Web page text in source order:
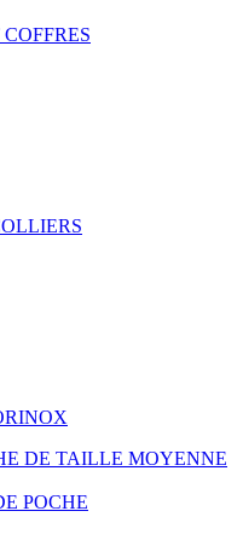
DE TAILLE MOYENNE
POCHE